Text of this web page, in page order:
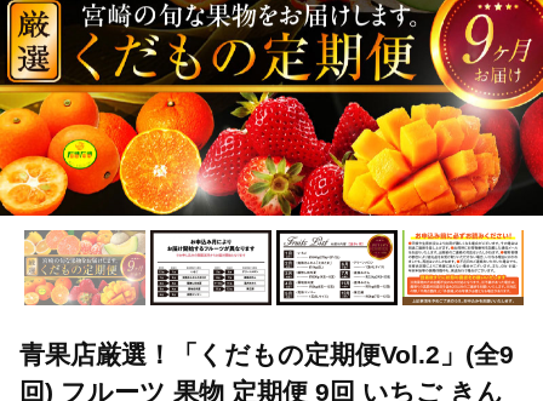
TOP フルーツ みかん・かんきつ類 青果店厳選！「くだも
青果店厳選！「くだもの定期便Vol.2」(全9
回) フルーツ 果物 定期便 9回 いちご きん